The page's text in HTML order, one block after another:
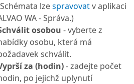
lzespravovatv aplikaci
WA - Správa.)
osobou - vyberte z
osobu, která má
schválit.
za (hodin)- zadejte počet
po jejichž uplynutí